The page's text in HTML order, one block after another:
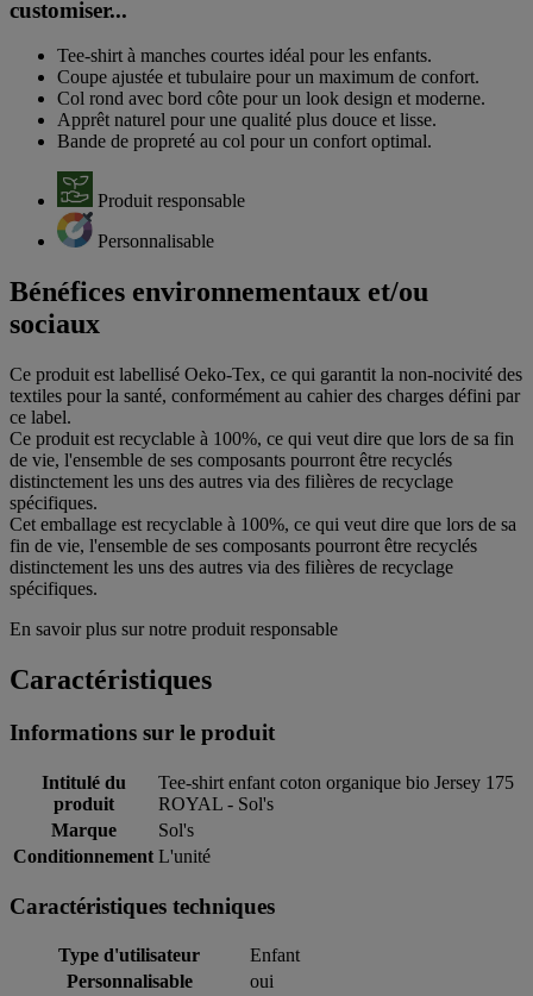
customiser...
Tee-shirt à manches courtes idéal pour les enfants.
Coupe ajustée et tubulaire pour un maximum de confort.
Col rond avec bord côte pour un look design et moderne.
Apprêt naturel pour une qualité plus douce et lisse.
Bande de propreté au col pour un confort optimal.
Produit responsable
Personnalisable
Bénéfices environnementaux et/ou
sociaux
Ce produit est labellisé Oeko-Tex, ce qui garantit la non-nocivité des
textiles pour la santé, conformément au cahier des charges défini par
ce label.
Ce produit est recyclable à 100%, ce qui veut dire que lors de sa fin
de vie, l'ensemble de ses composants pourront être recyclés
distinctement les uns des autres via des filières de recyclage
spécifiques.
Cet emballage est recyclable à 100%, ce qui veut dire que lors de sa
fin de vie, l'ensemble de ses composants pourront être recyclés
distinctement les uns des autres via des filières de recyclage
spécifiques.
En savoir plus sur notre produit responsable
Caractéristiques
Informations sur le produit
Intitulé du
produit
Tee-shirt enfant coton organique bio Jersey 175
ROYAL - Sol's
Marque
Sol's
Conditionnement L'unité
Caractéristiques techniques
Type d'utilisateur
Enfant
Personnalisable
oui